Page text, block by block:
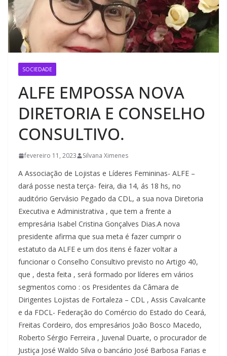
SOCIEDADE
ALFE EMPOSSA NOVA
DIRETORIA E CONSELHO
CONSULTIVO.
fevereiro 11, 2023 Silvana Ximenes
A Associação de Lojistas e Líderes Femininas- ALFE –
dará posse nesta terça- feira, dia 14, ás 18 hs, no
auditório Gervásio Pegado da CDL, a sua nova Diretoria
Executiva e Administrativa , que tem a frente a
empresária Isabel Cristina Gonçalves Dias.A nova
presidente afirma que sua meta é fazer cumprir o
estatuto da ALFE e um dos itens é fazer voltar a
funcionar o Conselho Consultivo previsto no Artigo 40,
que , desta feita , será formado por líderes em vários
segmentos como : os Presidentes da Câmara de
Dirigentes Lojistas de Fortaleza – CDL , Assis Cavalcante
e da FDCL- Federação do Comércio do Estado do Ceará,
Freitas Cordeiro, dos empresários João Bosco Macedo,
Roberto Sérgio Ferreira , Juvenal Duarte, o procurador de
Justiça José Waldo Silva o bancário José Barbosa Farias e